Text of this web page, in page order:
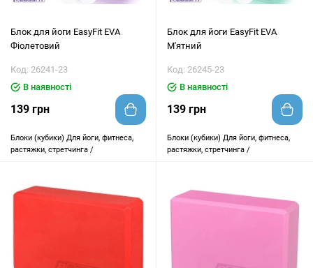
Блок для йоги EasyFit EVA
Фіолетовий
Код: 26241-23
В наявності
139 грн
Блоки (кубики) Для йоги, фитнеса,
растяжки, стретчинга /
Блок для йоги EasyFit EVA
М'ятний
Код: 26245-23
В наявності
139 грн
Блоки (кубики) Для йоги, фитнеса,
растяжки, стретчинга /